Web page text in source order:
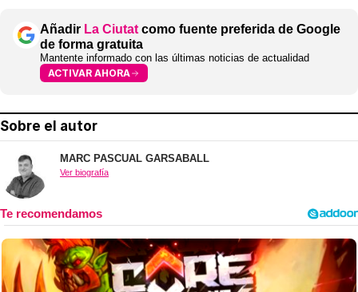
Añadir La Ciutatcomo fuente preferida de Google
de forma gratuita
Mantente informado con las últimas noticias de actualidad
ACTIVAR AHORA
Sobre el autor
MARC PASCUAL GARSABALL
Ver biografía